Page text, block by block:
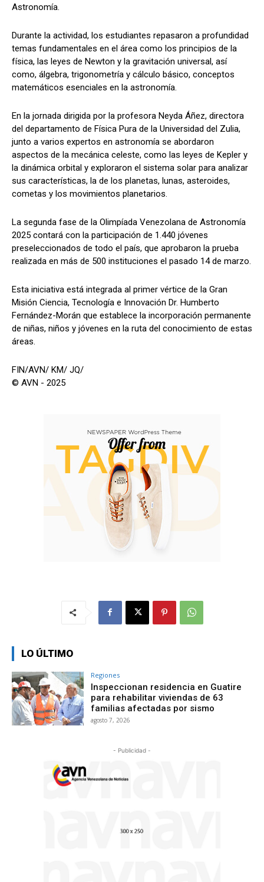
Astronomía.
Durante la actividad, los estudiantes repasaron a profundidad
temas fundamentales en el área como los principios de la
física, las leyes de Newton y la gravitación universal, así
como, álgebra, trigonometría y cálculo básico, conceptos
matemáticos esenciales en la astronomía.
En la jornada dirigida por la profesora Neyda Áñez, directora
del departamento de Física Pura de la Universidad del Zulia,
junto a varios expertos en astronomía se abordaron
aspectos de la mecánica celeste, como las leyes de Kepler y
la dinámica orbital y exploraron el sistema solar para analizar
sus características, la de los planetas, lunas, asteroides,
cometas y los movimientos planetarios.
La segunda fase de la Olimpíada Venezolana de Astronomía
2025 contará con la participación de 1.440 jóvenes
preseleccionados de todo el país, que aprobaron la prueba
realizada en más de 500 instituciones el pasado 14 de marzo.
Esta iniciativa está integrada al primer vértice de la Gran
Misión Ciencia, Tecnología e Innovación Dr. Humberto
Fernández-Morán que establece la incorporación permanente
de niñas, niños y jóvenes en la ruta del conocimiento de estas
áreas.
FIN/AVN/ KM/ JQ/
© AVN - 2025
LO ÚLTIMO
Regiones
Inspeccionan residencia en Guatire
para rehabilitar viviendas de 63
familias afectadas por sismo
agosto 7, 2026
- Publicidad -